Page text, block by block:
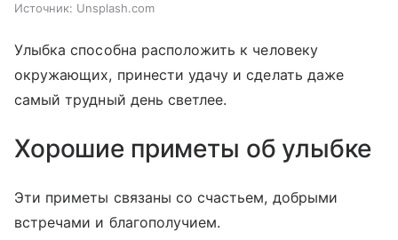
Источник: Unsplash.com
Улыбка способна расположить к человеку
окружающих, принести удачу и сделать даже
самый трудный день светлее.
Хорошие приметы об улыбке
Эти приметы связаны со счастьем, добрыми
встречами и благополучием.